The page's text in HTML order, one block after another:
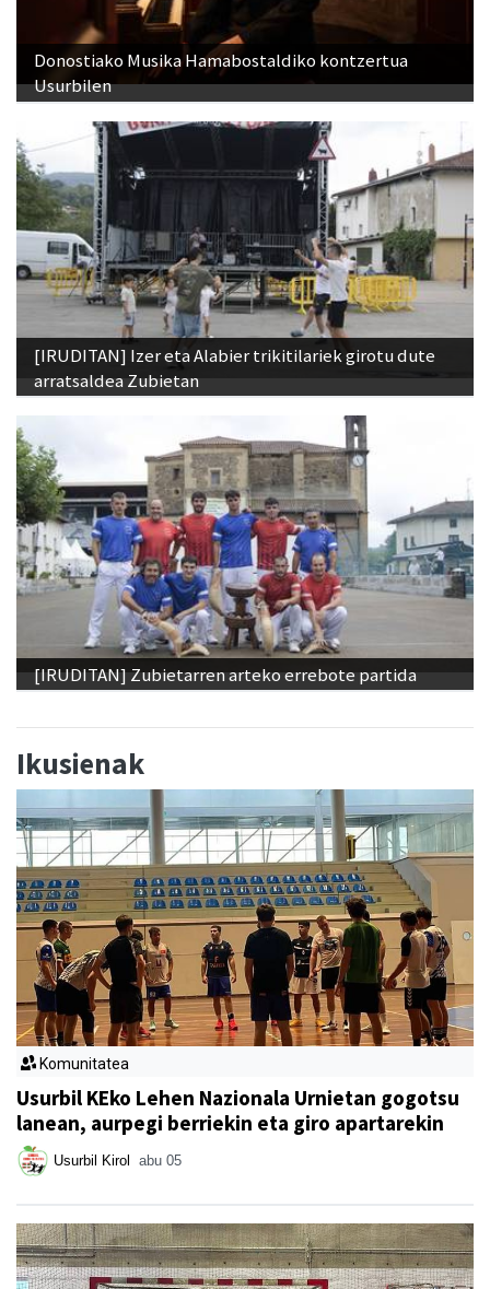
Donostiako Musika Hamabostaldiko kontzertua
Usurbilen
[IRUDITAN] Izer eta Alabier trikitilariek girotu dute
arratsaldea Zubietan
[IRUDITAN] Zubietarren arteko errebote partida
Ikusienak
Komunitatea
Usurbil KEko Lehen Nazionala Urnietan gogotsu
lanean, aurpegi berriekin eta giro apartarekin
Usurbil Kirol abu 05